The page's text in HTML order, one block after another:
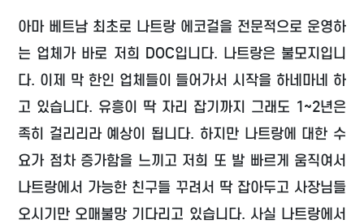
아마 베트남 최초로 나트랑 에코걸을 전문적으로 운영하
는 업체가 바로 저희 DOC입니다. 나트랑은 불모지입니
다. 이제 막 한인 업체들이 들어가서 시작을 하네마네 하
고 있습니다. 유흥이 딱 자리 잡기까지 그래도 1~2년은
족히 걸리리라 예상이 됩니다. 하지만 나트랑에 대한 수
요가 점차 증가함을 느끼고 저희 또 발 빠르게 움직여서
나트랑에서 가능한 친구들 꾸려서 딱 잡아두고 사장님들
오시기만 오매불망 기다리고 있습니다. 사실 나트랑에서